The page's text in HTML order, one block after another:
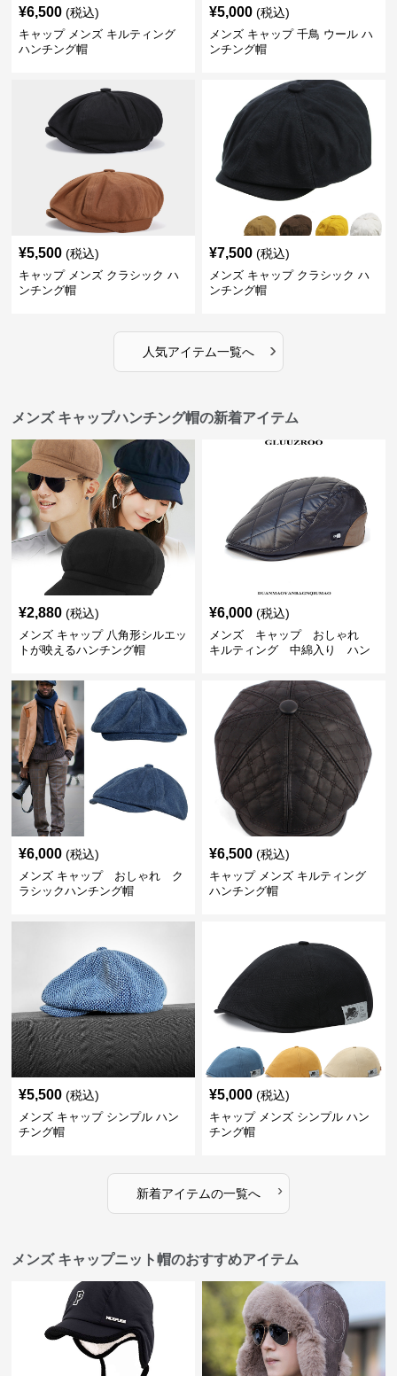
¥6,500 (税込)
キャップ メンズ キルティング
ハンチング帽
¥5,000 (税込)
メンズ キャップ 千鳥 ウール ハ
ンチング帽
¥5,500 (税込)
キャップ メンズ クラシック ハ
ンチング帽
¥7,500 (税込)
メンズ キャップ クラシック ハ
ンチング帽
人気アイテム一覧へ ›
メンズ キャップハンチング帽の新着アイテム
¥2,880 (税込)
メンズ キャップ 八角形シルエッ
トが映えるハンチング帽
¥6,000 (税込)
メンズ キャップ おしゃれ
キルティング 中綿入り ハン
¥6,000 (税込)
メンズ キャップ おしゃれ ク
ラシックハンチング帽
¥6,500 (税込)
キャップ メンズ キルティング
ハンチング帽
¥5,500 (税込)
メンズ キャップ シンプル ハン
チング帽
¥5,000 (税込)
キャップ メンズ シンプル ハン
チング帽
新着アイテムの一覧へ ›
メンズ キャップニット帽のおすすめアイテム